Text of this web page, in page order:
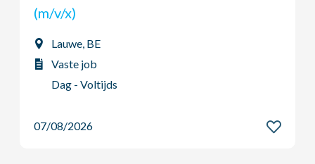
Ardooie, BE
Vaste job
Dag - Voltijds